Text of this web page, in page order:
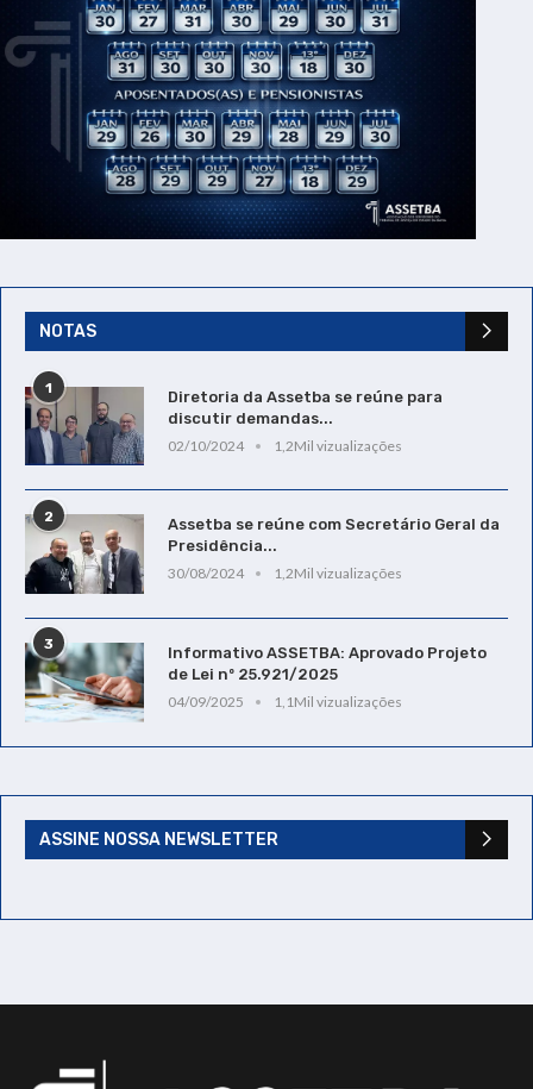
NOTAS
1
Diretoria da Assetba se reúne para
discutir demandas...
02/10/2024
1,2Mil vizualizações
2
Assetba se reúne com Secretário Geral da
Presidência...
30/08/2024
1,2Mil vizualizações
3
Informativo ASSETBA: Aprovado Projeto
de Lei nº 25.921/2025
04/09/2025
1,1Mil vizualizações
ASSINE NOSSA NEWSLETTER